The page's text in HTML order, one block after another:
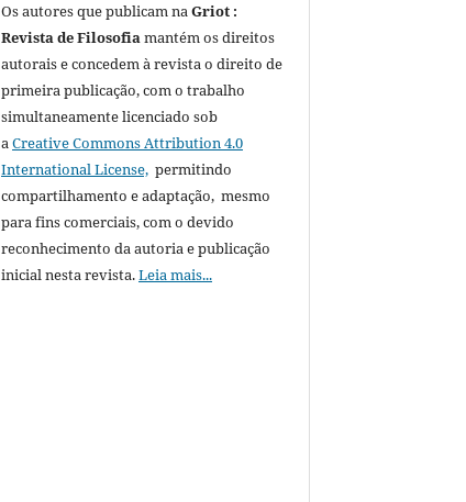
Os autores que publicam naGriot :
Revista de Filosofiamantém os direitos
autorais e concedem à revista o direito de
primeira publicação, com o trabalho
simultaneamente licenciado sob
aCreative Commons Attribution 4.0
International License, permitindo
compartilhamento e adaptação, mesmo
para fins comerciais, com o devido
reconhecimento da autoria e publicação
inicial nesta revista.Leia mais...